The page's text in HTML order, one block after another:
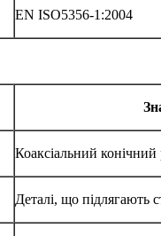
EN ISO5356-1:2004
Коаксіальний
Деталі, що підлягають